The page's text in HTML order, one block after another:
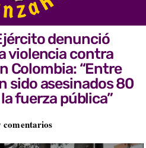
denunció
violencia contra
Colombia: “Entre
sido asesinados 80
fuerza pública”
comentarios